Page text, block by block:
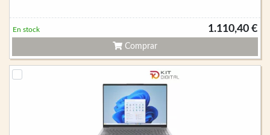
1.110,40 €
En stock
Comprar